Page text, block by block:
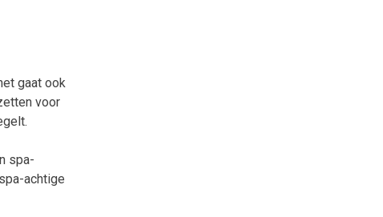
gaat ook
voor
spa-
achtige